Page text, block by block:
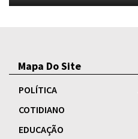
Mapa Do Site
POLÍTICA
COTIDIANO
EDUCAÇÃO